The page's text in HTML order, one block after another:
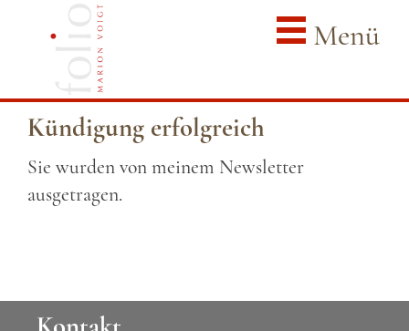
Menü
Kündigung erfolgreich
Sie wurden von meinem Newsletter
ausgetragen.